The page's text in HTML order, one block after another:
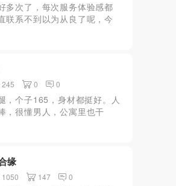
多次了，每次服务体验感都
联系不到以为从良了呢，今
来刚从老家过来，怪不得联
做了呢！多的不说约了今年
245 0 0
，个子165，身材都挺好。人
，很懂男人，公寓里也干
..........................
缘
1050 147 0